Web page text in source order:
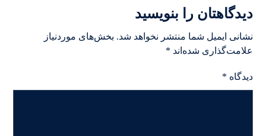
دیدگاهتان را بنویسید
نشانی ایمیل شما منتشر نخواهد شد. بخش‌های موردنیاز
علامت‌گذاری شده‌اند *
دیدگاه *